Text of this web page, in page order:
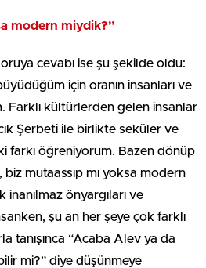
modern miydik?”
cevabı ise şu şekilde oldu:
için oranın insanları ve
Farklı kültürlerden gelen insanlar
Şerbeti ile birlikte seküler ve
farkı öğreniyorum. Bazen dönüp
mutaassıp mı yoksa modern
önyargıları ve
şu an her şeye çok farklı
tanışınca “Acaba Alev ya da
mi?” diye düşünmeye